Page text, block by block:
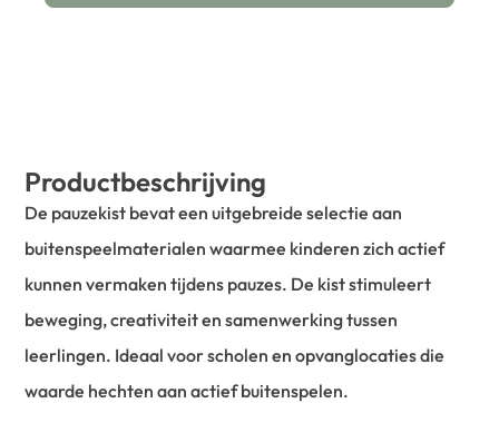
Productbeschrijving
De pauzekist bevat een uitgebreide selectie aan
buitenspeelmaterialen waarmee kinderen zich actief
kunnen vermaken tijdens pauzes. De kist stimuleert
beweging, creativiteit en samenwerking tussen
leerlingen. Ideaal voor scholen en opvanglocaties die
waarde hechten aan actief buitenspelen.